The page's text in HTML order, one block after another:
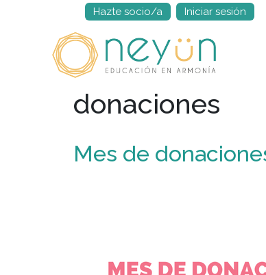
Hazte socio/a Iniciar sesión
donaciones
Mes de